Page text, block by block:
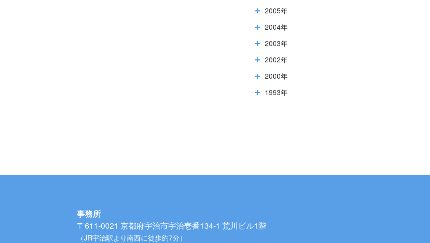
2005年
2004年
2003年
2002年
2000年
1993年
事務所
〒611-0021 京都府宇治市宇治壱番134-1 荒川ビル1階
（JR宇治駅より南西に徒歩約7分）